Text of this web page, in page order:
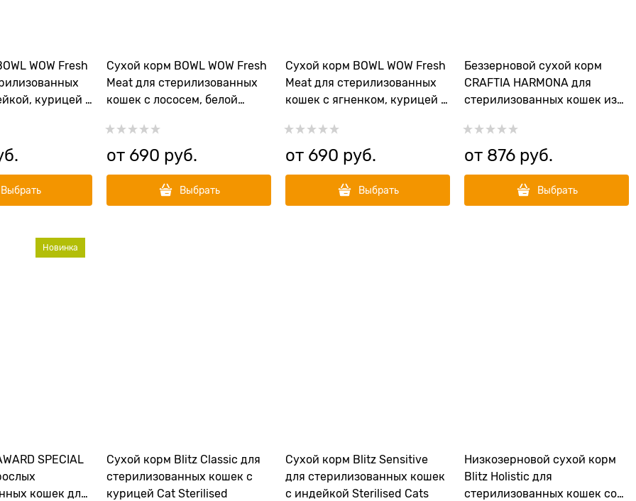
WOW Fresh
курицей и
Выбрать
Сухой корм BOWL WOW Fresh
Meat для стерилизованных
кошек с лососем, белой
от 690 руб.
Выбрать
Сухой корм BOWL WOW Fresh
Meat для стерилизованных
кошек с ягненком, курицей и
от 690 руб.
Выбрать
Беззерновой сухой корм
CRAFTIA HARMONA для
стерилизованных кошек из
(HARMONA STERILISED LAMB
WITH VENISON ADULT CAT)
от 876 руб.
Выбрать
SPECIAL
кошек для
Новинка
Сухой корм Blitz Classic для
стерилизованных кошек с
курицей Cat Sterilised
Сухой корм Blitz Sensitive
для стерилизованных кошек
с индейкой Sterilised Cats
Низкозерновой сухой корм
Blitz Holistic для
стерилизованных кошек со